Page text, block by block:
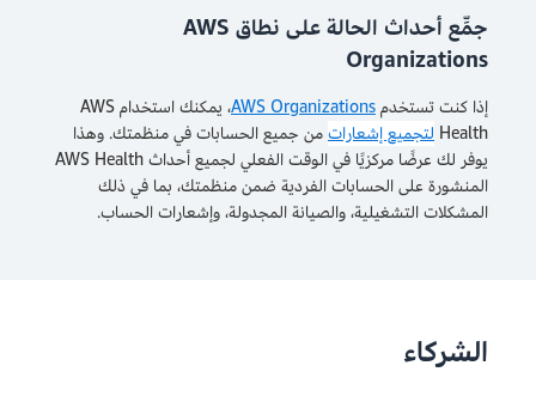
جمِّع أحداث الحالة على نطاق AWS
Organizations
إذا كنت تستخدمAWS Organizations
، يمكنك استخدام AWS
Health لتجميع إشعاراتمن جميع الحسابات في منظمتك. وهذا
يوفر لك عرضًا مركزيًا في الوقت الفعلي لجميع أحداث AWS Health
المنشورة على الحسابات الفردية ضمن منظمتك، بما في ذلك
المشكلات التشغيلية، والصيانة المجدولة، وإشعارات الحساب.
الشركاء